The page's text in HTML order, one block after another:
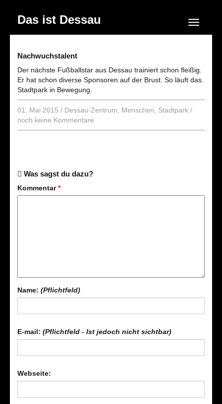
Das ist Dessau Navigation
Nachwuchstalent
Der nächste Fußballstar aus Dessau trainiert schon fleißig.
Er hat schon diverse Sponsoren auf der Brust. So läuft das.
Stadtpark in Bewegung.
01. Mai 2015 / Dessau-Zentrum Menschen Stadtpark /
noch keine Kommentare
Was sagst du dazu?
Kommentar*
Name: (Pflichtfeld)
E-mail: (Pflichtfeld - Ist jedoch nicht sichtbar)
Webseite: